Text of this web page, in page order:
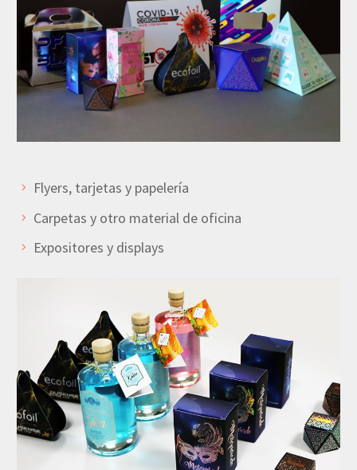
Flyers, tarjetas y papelería
Carpetas y otro material de oficina
Expositores y displays